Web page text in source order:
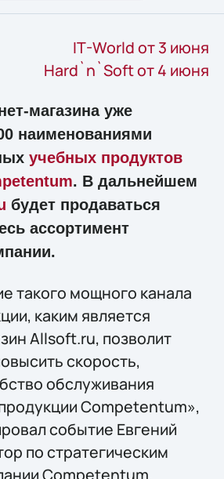
IT-World от 3 июня
Hard`n`Soft от 4 июня
магазина уже
наименованиями
учебных продуктов
. В дальнейшем
будет продаваться
ассортимент
такого мощного канала
каким является
Allsoft.ru, позволит
скорость,
обслуживания
Competentum»,
событие Евгений
по стратегическим
Competentum.